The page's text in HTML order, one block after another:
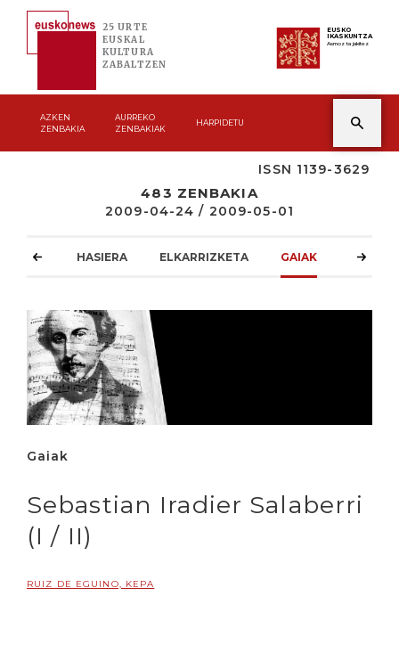
25 URTE
EUSKAL
KULTURA
ZABALTZEN
EUSKO
IKASKUNTZA
Asmoz ta jakitez
AZKEN
ZENBAKIA
AURREKO
ZENBAKIAK
HARPIDETU
ISSN 1139-3629
483 ZENBAKIA
2009-04-24 / 2009-05-01
HASIERA ELKARRIZKETA GAIAK
Gaiak
Sebastian Iradier Salaberri
(I / II)
RUIZ DE EGUINO, KEPA